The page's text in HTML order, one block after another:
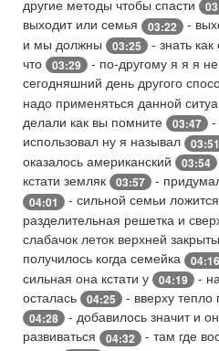
другие методы чтобы спасти
выходит или семья
03:22
-
и мы должны
03:25 - знать
что
03:29 - по-другому я я я
сегодняшний день другого
надо применяться данной
делали как вы помните
03:47
-
использовал ну я называл
03:51
оказалось американский
03:54
кстати земляк
03:57 -
04:01 - сильной семьи
разделительная решетка и
слабачок леток верхней
получилось когда семейка
04:16
сильная она кстати у
04:19
-
осталась
04:25 - вверху
04:28 - добавилось значит и
развиваться
04:32
- там где